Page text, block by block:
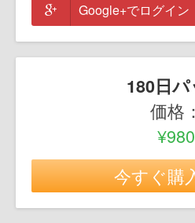
Google+でログイン
180日パ
価格：
¥980
今すぐ購